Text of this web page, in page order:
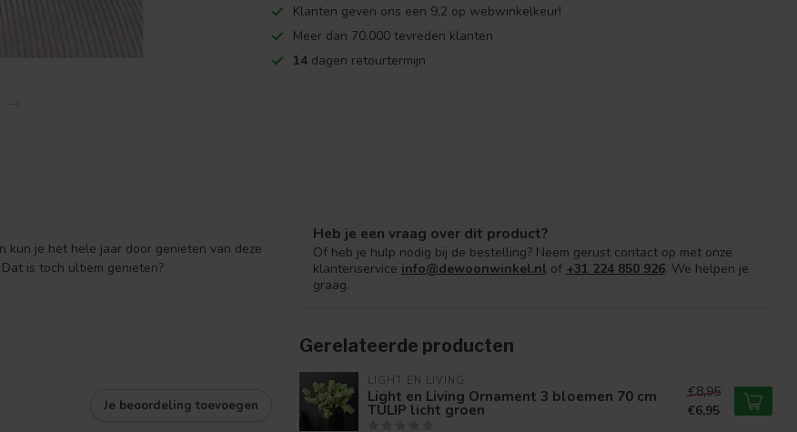
Klanten geven ons een 9,2 op webwinkelkeur!
Meer dan 70.000 tevreden klanten
14 dagen retourtermijn
je het hele jaar door genieten van deze
is toch ultiem genieten?
Je beoordeling toevoegen
Heb je een vraag over dit product?
Of heb je hulp nodig bij de bestelling? Neem gerust contact op met onze
klantenservice info@dewoonwinkel.nl of +31 224 850 926. We helpen je
graag.
Gerelateerde producten
LIGHT EN LIVING
Light en Living Ornament 3 bloemen 70 cm
TULIP licht groen
€8,95
€6,95